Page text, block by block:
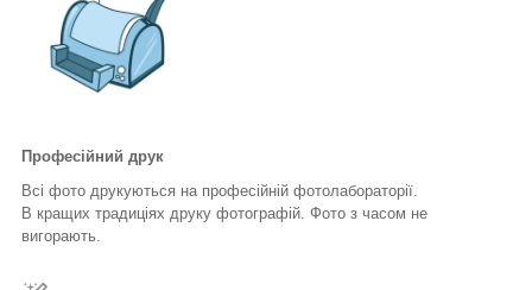
Професійний друк
Всі фото друкуються на професійній фотолабораторії.
В кращих традиціях друку фотографій. Фото з часом не
вигорають.